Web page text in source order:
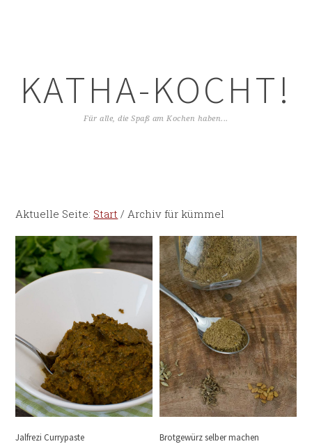
KATHA-KOCHT!
Für alle, die Spaß am Kochen haben...
Aktuelle Seite: Start / Archiv für kümmel
Jalfrezi Currypaste Brotgewürz selber machen